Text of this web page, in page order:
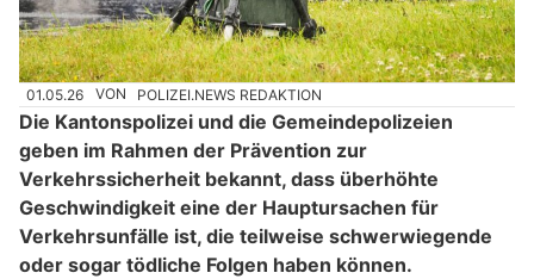
01.05.26 VON POLIZEI.NEWS REDAKTION
Die Kantonspolizei und die Gemeindepolizeien
geben im Rahmen der Prävention zur
Verkehrssicherheit bekannt, dass überhöhte
Geschwindigkeit eine der Hauptursachen für
Verkehrsunfälle ist, die teilweise schwerwiegende
oder sogar tödliche Folgen haben können.